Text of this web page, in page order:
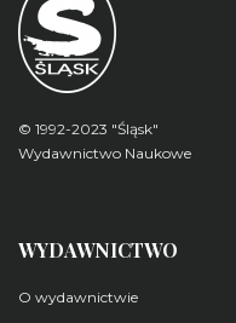
© 1992-2023 "Śląsk"
Wydawnictwo Naukowe
WYDAWNICTWO
O wydawnictwie